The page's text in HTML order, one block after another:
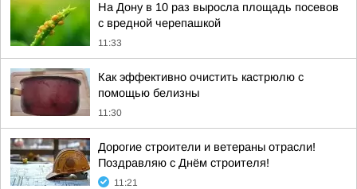
На Дону в 10 раз выросла площадь посевов
с вредной черепашкой
11:33
Как эффективно очистить кастрюлю с
помощью белизны
11:30
Дорогие строители и ветераны отрасли!
Поздравляю с Днём строителя!
11:21